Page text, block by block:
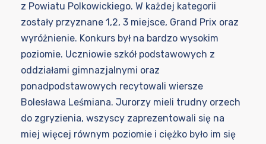
z Powiatu Polkowickiego. W każdej kategorii
zostały przyznane 1,2, 3 miejsce, Grand Prix oraz
wyróżnienie. Konkurs był na bardzo wysokim
poziomie. Uczniowie szkół podstawowych z
oddziałami gimnazjalnymi oraz
ponadpodstawowych recytowali wiersze
Bolesława Leśmiana. Jurorzy mieli trudny orzech
do zgryzienia, wszyscy zaprezentowali się na
miej więcej równym poziomie i ciężko było im się